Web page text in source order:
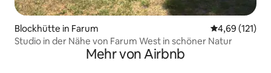
Blockhütte in Farum
4,69 (121)
Studio in der Nähe von Farum West in schöner Natur
Mehr von Airbnb